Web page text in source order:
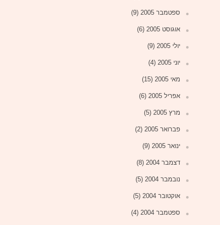
ספטמבר 2005 (9)
אוגוסט 2005 (6)
יולי 2005 (9)
יוני 2005 (4)
מאי 2005 (15)
אפריל 2005 (6)
מרץ 2005 (5)
פברואר 2005 (2)
ינואר 2005 (9)
דצמבר 2004 (8)
נובמבר 2004 (5)
אוקטובר 2004 (5)
ספטמבר 2004 (4)